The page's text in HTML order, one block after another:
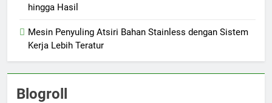
hingga Hasil
Mesin Penyuling Atsiri Bahan Stainless dengan Sistem
Kerja Lebih Teratur
Blogroll